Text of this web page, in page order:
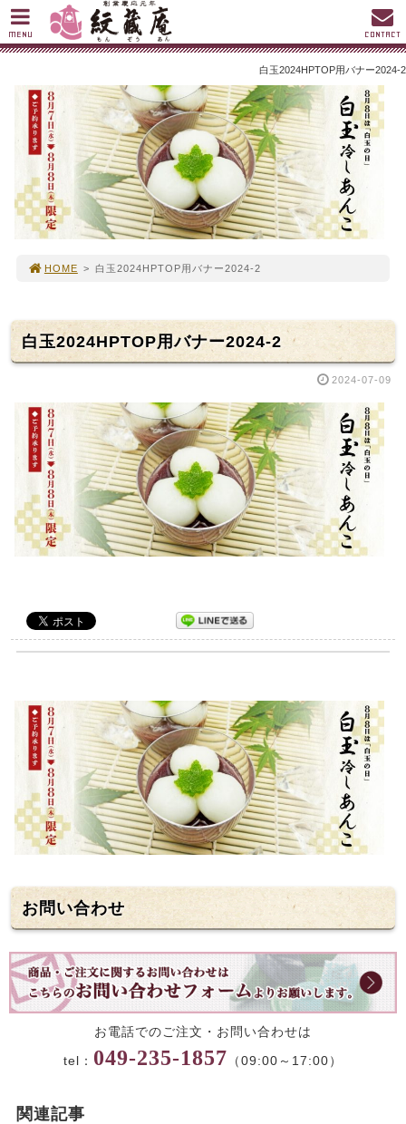
白玉2024HPTOP用バナー2024-2
HOME > 白玉2024HPTOP用バナー2024-2
白玉2024HPTOP用バナー2024-2
2024-07-09
お問い合わせ
お電話でのご注文・お問い合わせは
tel： 049-235-1857 （09:00～17:00）
関連記事
MENU CONTACT